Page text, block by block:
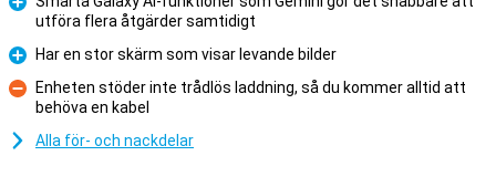
Fördelar
utföra flera åtgärder samtidigt
Fördelar
Har en stor skärm som visar levande bilder
Nackdelar
Enheten stöder inte trådlös laddning, så du kommer alltid att
behöva en kabel
Alla för- och nackdelar